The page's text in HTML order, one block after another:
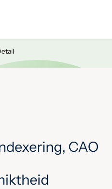
CAO